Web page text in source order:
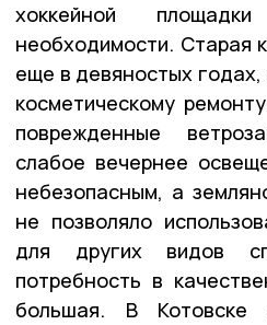
хоккейной
необходимости. Старая
еще в девяностых годах,
косметическому
поврежденные
слабое вечернее
небезопасным, а
не позволяло
для других видов
потребность в
большая. В Котовске